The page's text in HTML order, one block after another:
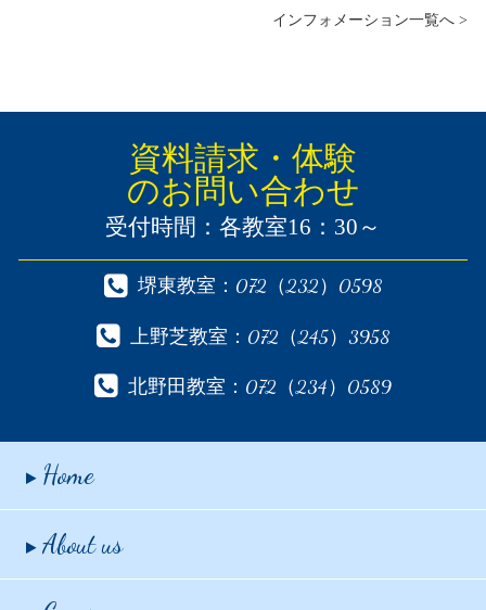
インフォメーション一覧へ >
資料請求・体験
のお問い合わせ
受付時間：各教室16：30～
堺東教室：072（232）0598
上野芝教室：072（245）3958
北野田教室：072（234）0589
Home
About us